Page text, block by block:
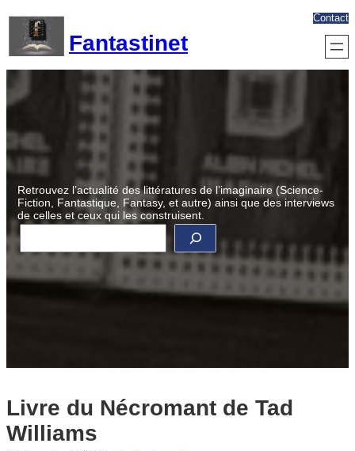
contenu
Fantastinet
Contact
Retrouvez l’actualité des littératures de l’imaginaire (Science-
Fiction, Fantastique, Fantasy, et autre) ainsi que des interviews
de celles et ceux qui les construisent.
R
e
c
e
Livre du Nécromant de Tad
Williams